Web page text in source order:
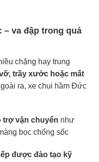
– va đập trong quá
chặng hay trung
trầy xước hoặc mất
ra, xe chui hầm Đức
trợ vận chuyển như
bọc chống sốc
được đào tạo kỹ